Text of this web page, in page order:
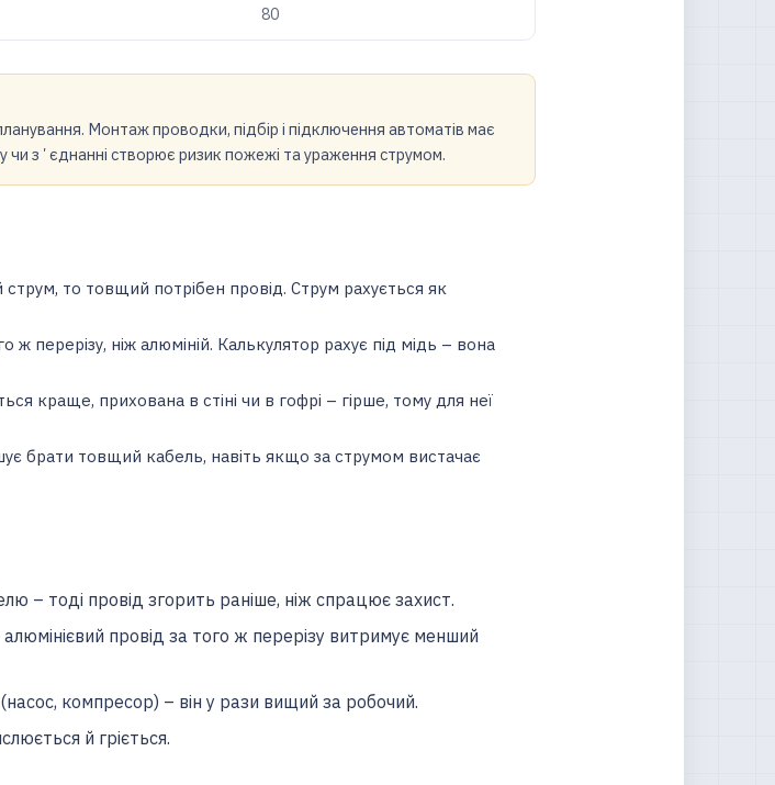
80
Монтаж проводки, підбір і підключення автоматів має
чи зʼєднанні створює ризик пожежі та ураження струмом.
то товщий потрібен провід. Струм рахується як
ж перерізу, ніж алюміній. Калькулятор рахує під мідь – вона
краще, прихована в стіні чи в гофрі – гірше, тому для неї
брати товщий кабель, навіть якщо за струмом вистачає
– тоді провід згорить раніше, ніж спрацює захист.
провід за того ж перерізу витримує менший
компресор) – він у рази вищий за робочий.
й гріється.